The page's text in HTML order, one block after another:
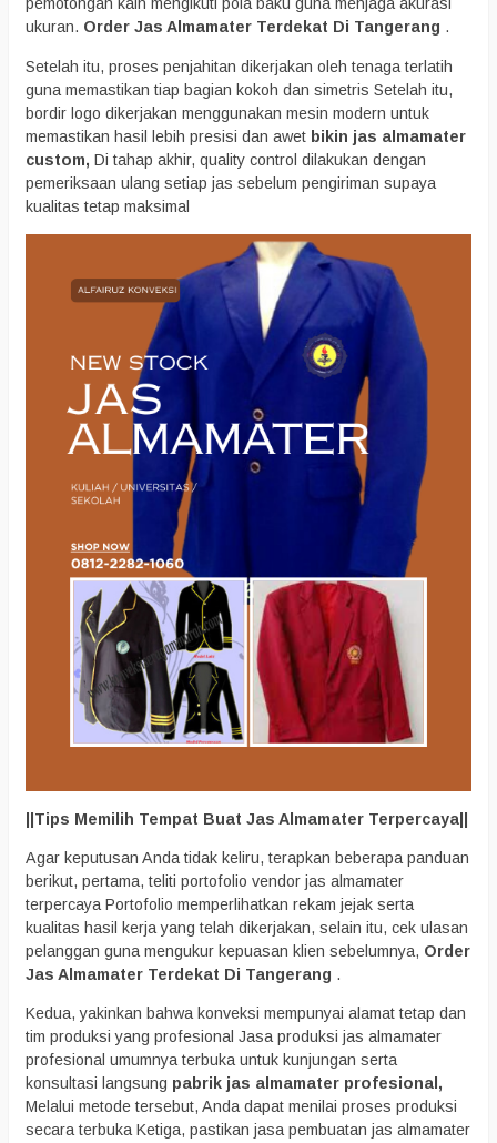
pemotongan kain mengikuti pola baku guna menjaga akurasi
ukuran. Order Jas Almamater Terdekat Di Tangerang .
Setelah itu, proses penjahitan dikerjakan oleh tenaga terlatih
guna memastikan tiap bagian kokoh dan simetris Setelah itu,
bordir logo dikerjakan menggunakan mesin modern untuk
memastikan hasil lebih presisi dan awet bikin jas almamater
custom, Di tahap akhir, quality control dilakukan dengan
pemeriksaan ulang setiap jas sebelum pengiriman supaya
kualitas tetap maksimal
||Tips Memilih Tempat Buat Jas Almamater Terpercaya||
Agar keputusan Anda tidak keliru, terapkan beberapa panduan
berikut, pertama, teliti portofolio vendor jas almamater
terpercaya Portofolio memperlihatkan rekam jejak serta
kualitas hasil kerja yang telah dikerjakan, selain itu, cek ulasan
pelanggan guna mengukur kepuasan klien sebelumnya, Order
Jas Almamater Terdekat Di Tangerang .
Kedua, yakinkan bahwa konveksi mempunyai alamat tetap dan
tim produksi yang profesional Jasa produksi jas almamater
profesional umumnya terbuka untuk kunjungan serta
konsultasi langsung pabrik jas almamater profesional,
Melalui metode tersebut, Anda dapat menilai proses produksi
secara terbuka Ketiga, pastikan jasa pembuatan jas almamater